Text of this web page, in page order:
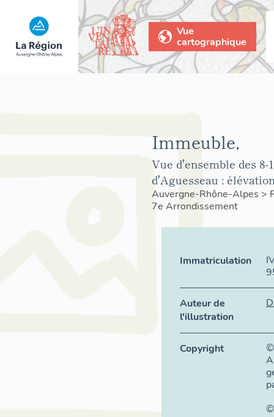
Vue
cartographique
Immeuble,
Vue d'ensemble des 8-
d'Aguesseau :
Auvergne-Rhône-Alpes >
7e Arrondissement
Immatriculation
Auteur de
l'illustration
Copyright
©